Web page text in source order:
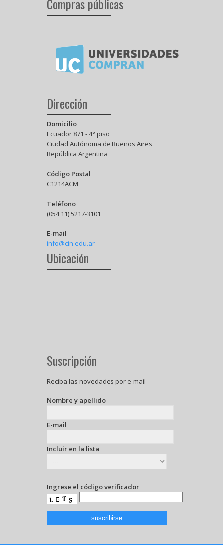
Compras públicas
Dirección
Domicilio
Ecuador 871 - 4° piso
Ciudad Autónoma de Buenos Aires
República Argentina
Código Postal
C1214ACM
Teléfono
(054 11) 5217-3101
E-mail
info@cin.edu.ar
Ubicación
Suscripción
Reciba las novedades por e-mail
Nombre y apellido
E-mail
Incluir en la lista
Ingrese el código verificador